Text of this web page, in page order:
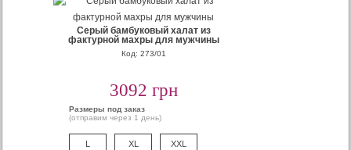
Серый бамбуковый халат из
фактурной махры для мужчины
Код: 273/01
3092 грн
Размеры под заказ
(отправим через 1 день)
L XL XXL